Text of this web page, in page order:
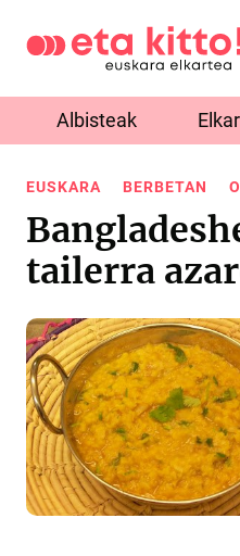
Albisteak
EUSKARA BERBETAN
tailerra